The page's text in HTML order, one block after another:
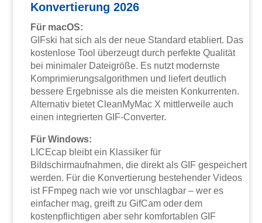
Konvertierung 2026
Für macOS:
GIFski hat sich als der neue Standard etabliert. Das
kostenlose Tool überzeugt durch perfekte Qualität
bei minimaler Dateigröße. Es nutzt modernste
Komprimierungsalgorithmen und liefert deutlich
bessere Ergebnisse als die meisten Konkurrenten.
Alternativ bietet CleanMyMac X mittlerweile auch
einen integrierten GIF-Converter.
Für Windows:
LICEcap bleibt ein Klassiker für
Bildschirmaufnahmen, die direkt als GIF gespeichert
werden. Für die Konvertierung bestehender Videos
ist FFmpeg nach wie vor unschlagbar – wer es
einfacher mag, greift zu GifCam oder dem
kostenpflichtigen aber sehr komfortablen GIF